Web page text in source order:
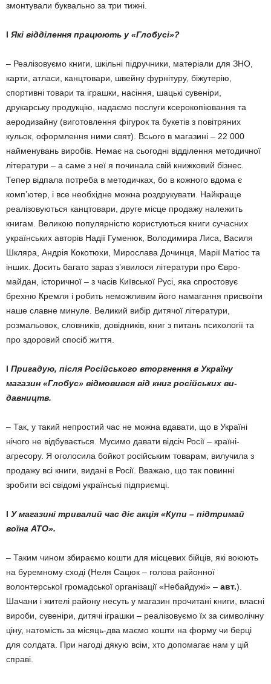
змон­ту­вали буквально за три тижні.
l Які відділення пра­цюють у «Глобусі»?
– Реалізовуємо книги, шкі­льні підручники, матеріали для ЗНО,
карти, атласи, канц­товари, швейну фурнітуру, бі­жутерію,
спортивні товари та іграшки, насіння, шацькі суве­ніри,
друкарську продукцію, на­даємо послуги ксерокопі­ю­вання та
аеродизайну (виго­товлення фігурок та букетів з повітряних
кульок, офор­млення ними свят). Всього в магазині – 22 000
найменувань виробів. Немає на сьогодні від­ділення методичної
літератури – а саме з неї я починала свій книжковий бізнес.
Тепер від­пала потреба в методичках, бо в кожного вдома є
комп’ютер, і все необхідне можна роздру­кувати. Найкраще
реалізову­ються канцтовари, друге місце продажу належить
книгам. Великою популярністю корис­ту­ються книги сучасних
укра­їнських авторів Надії Гуменюк, Володимира Лиса, Василя
Шкля­ра, Андрія Кокотюхи, Ми­рослава Дочинця, Марії Матіос та
інших. Досить багато зараз з’явилося літератури про Євро­
майдан, історичної – з часів Київської Русі, яка спростовує
брехню Кремля і робить не­мо­ж­ливим його намагання прис­воїти
наше славне минуле. Ве­ликий вибір дитячої літератури,
розмальовок, словників, до­від­ників, книг з питань психо­логії та
про здоровий спосіб життя.
l Пригадую, після Росій­ського втор­гнення в Укра­їну
магазин «Глобус» відмо­вився від книг росій­ських ви­
давництв.
– Так, у такий непростий час не можна вдавати, що в Україні
нічого не відбувається. Му­симо давати відсіч Росії – країні-
агресору. Я оголосила бойкот російським товарам, вилучила з
продажу всі книги, видані в Росії. Вважаю, що так повинні
зробити всі свідомі українські підприємці.
l У магазині тривалий час діє акція «Купи – під­три­май
воїна АТО».
– Таким чином збираємо кошти для місцевих бійців, які воюють
на буремному сході (Неля Сацюк – голова районної
волонтерської громадської організації «Небайдужі» – авт.).
Шачани і жителі району несуть у магазин прочитані книги, влас­­ні
вироби, сувеніри, дитячі іграшки – реалізовуємо їх за сим­волічну
ціну, натомість за мі­сяць-два маємо кошти на форму чи берці
для солдата. При нагоді дякую всім, хто до­помагає нам у цій
справі.